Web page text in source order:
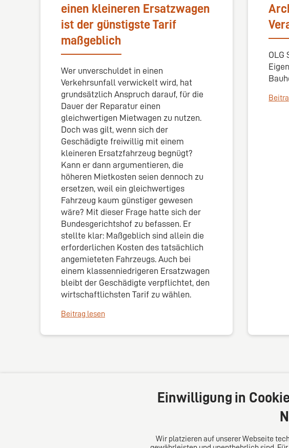
einen kleineren Ersatzwagen
ist der günstigste Tarif
maßgeblich
Wer unverschuldet in einen
Verkehrsunfall verwickelt wird, hat
grundsätzlich Anspruch darauf, für die
Dauer der Reparatur einen
gleichwertigen Mietwagen zu nutzen.
Doch was gilt, wenn sich der
Geschädigte freiwillig mit einem
kleineren Ersatzfahrzeug begnügt?
Kann er dann argumentieren, die
höheren Mietkosten seien dennoch zu
ersetzen, weil ein gleichwertiges
Fahrzeug kaum günstiger gewesen
wäre? Mit dieser Frage hatte sich der
Bundesgerichtshof zu befassen. Er
stellte klar: Maßgeblich sind allein die
erforderlichen Kosten des tatsächlich
angemieteten Fahrzeugs. Auch bei
einem klassenniedrigeren Ersatzwagen
bleibt der Geschädigte verpflichtet, den
wirtschaftlichsten Tarif zu wählen.
Beitrag lesen
OLG
Einwilligung in
Wir platzieren auf unserer Webseite